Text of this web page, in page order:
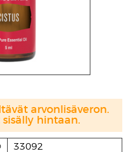
33092
arvonlisäveron.
hintaan.